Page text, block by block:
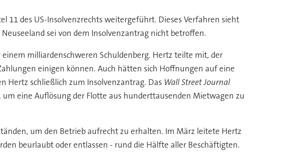
11 des US-Insolvenzrechts weitergeführt. Dieses Verfahren sieht
sei von dem Insolvenzantrag nicht betroffen.
milliardenschweren Schuldenberg. Hertz teilte mit, der
einigen können. Auch hätten sich Hoffnungen auf eine
Hertz schließlich zum Insolvenzantrag. Das Wall Street Journal
eine Auflösung der Flotte aus hunderttausenden Mietwagen zu
um den Betrieb aufrecht zu erhalten. Im März leitete Hertz
beurlaubt oder entlassen - rund die Hälfte aller Beschäftigten.